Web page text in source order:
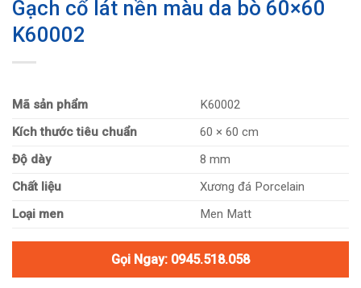
Gạch cổ lát nền màu da bò 60×60
K60002
Mã sản phẩm
K60002
Kích thước tiêu chuẩn
60 × 60 cm
Độ dày
8 mm
Chất liệu
Xương đá Porcelain
Loại men
Men Matt
Gọi Ngay: 0945.518.058